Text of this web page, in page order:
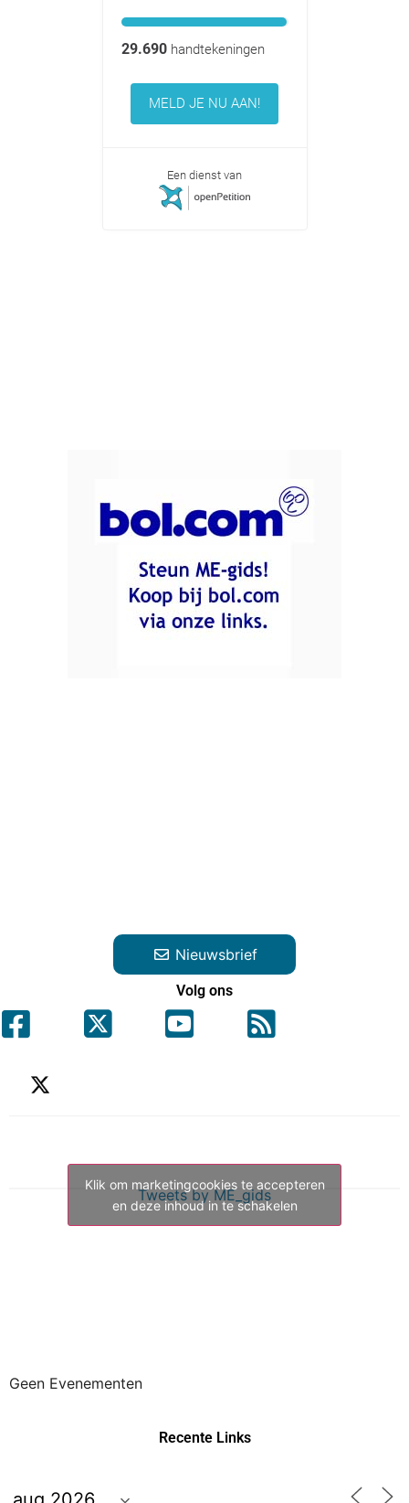
29.690handtekeningen
MELD JE NU AAN!
Een dienst van
Nieuwsbrief
Volg ons
Tweets by ME_gids
Klik om marketingcookies te accepteren
en deze inhoud in te schakelen
Geen Evenementen
Recente Links